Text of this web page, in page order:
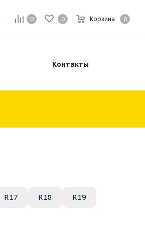
0 0 Корзина 0
Контакты
R17 R18 R19